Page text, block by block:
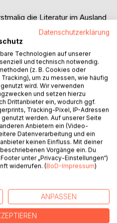
die Literatur im Ausland
und spezifiziert. Verfasser
die nach 1989 zu Studium
Kirova hat ihre publizierten
wie sie schreiben und
Fremde sehen, und was
Gebliebenen
auf den großen Buchmärkten
bulgarische
erschließen - etwa die
die kein Happy end kennt. In
Zweigs der Phantastik
Mechanismen der Zeit
für die Schreckbilder
Maße Beschleunigung und
der Wende Einfluss auf
der jungen
Datenschutzerklärung
Technologien auf unserer
und technisch notwendig.
(z. B. Cookies oder
um zu messen, wie häufig
wird. Wir verwenden
und setzen hierzu
Drittanbieter ein, wodurch ggf.
Tracking-Pixel, IP-Adressen
werden. Auf unserer Seite
Anbietern ein (Video-
Datenverarbeitung und ein
keinen Einfluss. Mit deiner
Vorgänge ein. Du
unter „Privacy-Einstellungen“)
widerrufen. (BoD-Impressum)
ANPASSEN